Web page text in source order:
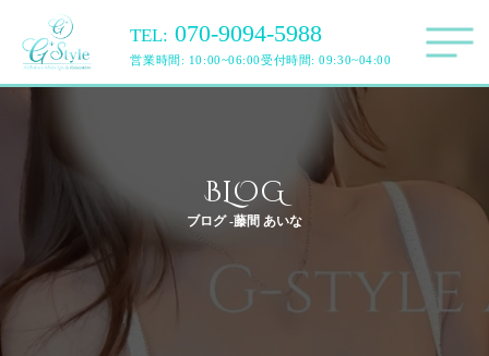
TEL: 070-9094-5988
営業時間: 10:00~06:00受付時間: 09:30~04:00
BLOG
ブログ -藤間 あいな